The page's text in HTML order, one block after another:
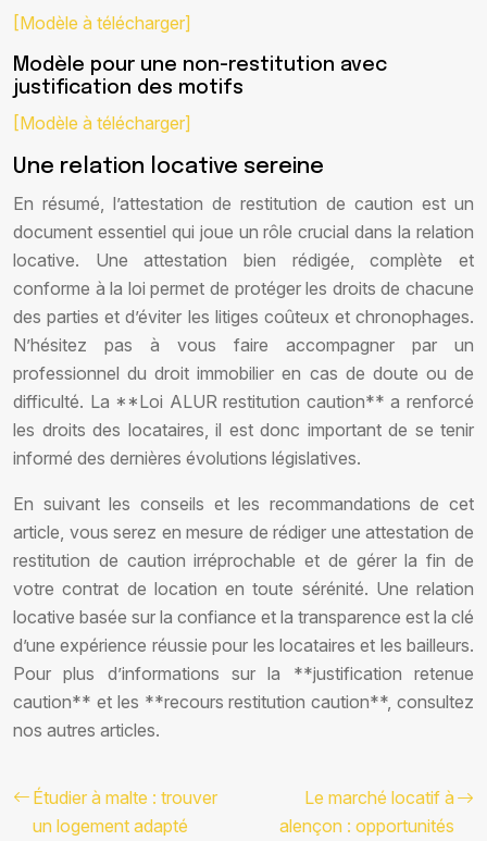
[Modèle à télécharger]
Modèle pour une non-restitution avec
justification des motifs
[Modèle à télécharger]
Une relation locative sereine
En résumé, l’attestation de restitution de caution est un
document essentiel qui joue un rôle crucial dans la relation
locative. Une attestation bien rédigée, complète et
conforme à la loi permet de protéger les droits de chacune
des parties et d’éviter les litiges coûteux et chronophages.
N’hésitez pas à vous faire accompagner par un
professionnel du droit immobilier en cas de doute ou de
difficulté. La **Loi ALUR restitution caution** a renforcé
les droits des locataires, il est donc important de se tenir
informé des dernières évolutions législatives.
En suivant les conseils et les recommandations de cet
article, vous serez en mesure de rédiger une attestation de
restitution de caution irréprochable et de gérer la fin de
votre contrat de location en toute sérénité. Une relation
locative basée sur la confiance et la transparence est la clé
d’une expérience réussie pour les locataires et les bailleurs.
Pour plus d’informations sur la **justification retenue
caution** et les **recours restitution caution**, consultez
nos autres articles.
Étudier à malte : trouver
un logement adapté
Le marché locatif à
alençon : opportunités